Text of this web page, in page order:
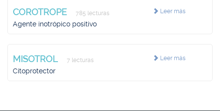
Leer más
COROTROPE 785 lecturas
Agente inotrópico positivo
Leer más
MISOTROL 7 lecturas
Citoprotector